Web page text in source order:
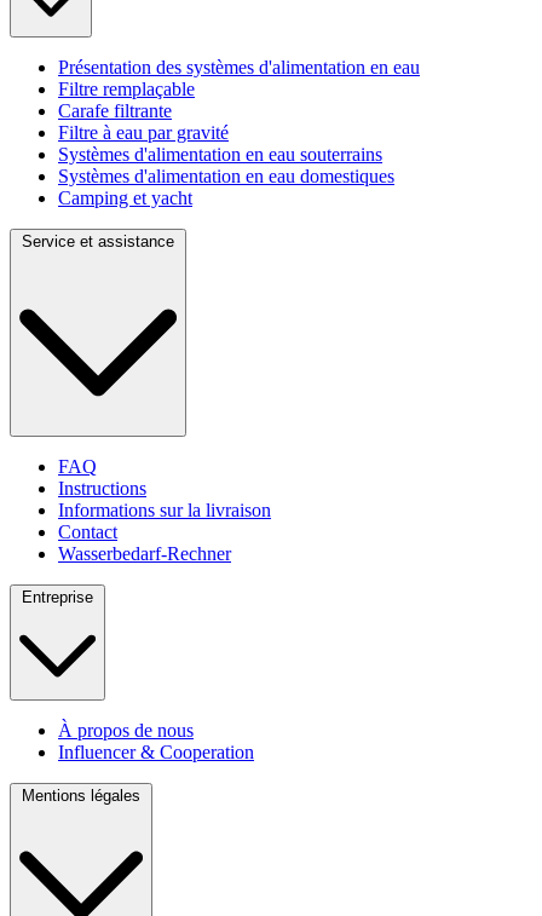
Présentation des systèmes d'alimentation en eau
Filtre remplaçable
Carafe filtrante
Filtre à eau par gravité
Systèmes d'alimentation en eau souterrains
Systèmes d'alimentation en eau domestiques
Camping et yacht
Service et assistance
FAQ
Instructions
Informations sur la livraison
Contact
Wasserbedarf-Rechner
Entreprise
À propos de nous
Influencer & Cooperation
Mentions légales